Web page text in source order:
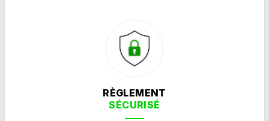
RÈGLEMENT
SÉCURISÉ